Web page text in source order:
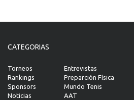
CATEGORIAS
Torneos
Rankings
Sponsors
Noticias
Entrevistas
Preparción Física
Mundo Tenis
AAT